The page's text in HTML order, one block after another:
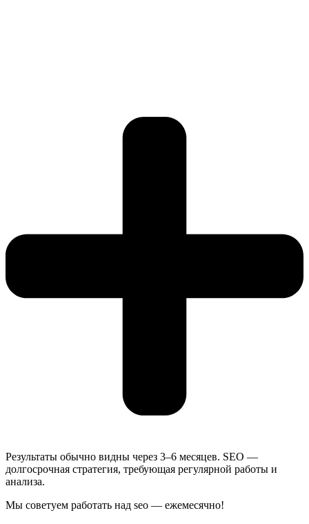
Результаты обычно видны через 3–6 месяцев. SEO —
долгосрочная стратегия, требующая регулярной работы и
анализа.
Мы советуем работать над seo — ежемесячно!